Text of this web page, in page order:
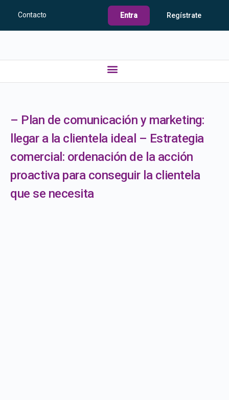
Contacto Entra Regístrate
– Plan de comunicación y marketing:
llegar a la clientela ideal – Estrategia
comercial: ordenación de la acción
proactiva para conseguir la clientela
que se necesita